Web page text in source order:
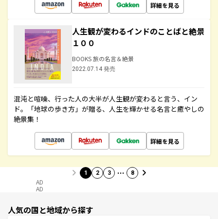
詳細を見る
人生観が変わるインドのことばと絶景
１００
BOOKS 旅の名言＆絶景
2022.07.14 発売
混沌と喧噪、行った人の大半が人生観が変わると言う、イン
ド。「地球の歩き方」が贈る、人生を輝かせる名言と癒やしの
絶景集！
詳細を見る
1 2 3 … 8
AD
AD
人気の国と地域から探す